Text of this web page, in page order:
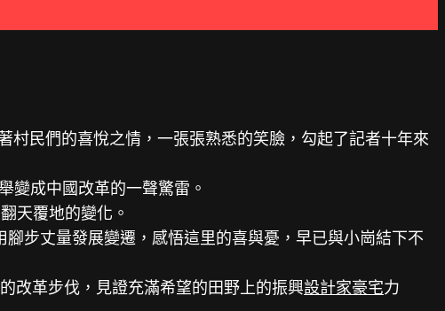
村民們的喜悅之情，一張張熟悉的笑臉，勾起了記者十年來
變成中國改革的一聲驚雷。
天覆地的變化。
步丈量發展變遷，感悟這里的喜與憂，早已與小崗結下不
革步伐，見證充滿希望的田野上的振興設計家豪宅力